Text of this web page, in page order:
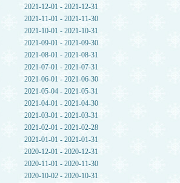
2021-12-01 - 2021-12-31
2021-11-01 - 2021-11-30
2021-10-01 - 2021-10-31
2021-09-01 - 2021-09-30
2021-08-01 - 2021-08-31
2021-07-01 - 2021-07-31
2021-06-01 - 2021-06-30
2021-05-04 - 2021-05-31
2021-04-01 - 2021-04-30
2021-03-01 - 2021-03-31
2021-02-01 - 2021-02-28
2021-01-01 - 2021-01-31
2020-12-01 - 2020-12-31
2020-11-01 - 2020-11-30
2020-10-02 - 2020-10-31